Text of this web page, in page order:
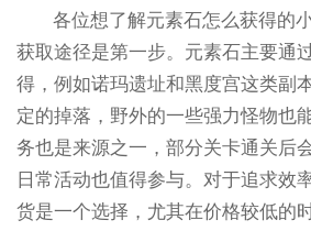
各位想了解元素石怎么获得的
获取途径是第一步。元素石主要通
得，例如诺玛遗址和黑度宫这类副
定的掉落，野外的一些强力怪物也
务也是来源之一，部分关卡通关后
日常活动也值得参与。对于追求效
货是一个选择，尤其在价格较低的